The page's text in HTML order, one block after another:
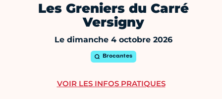
Les Greniers du Carré
Versigny
Le dimanche 4 octobre 2026
Brocantes
VOIR LES INFOS PRATIQUES